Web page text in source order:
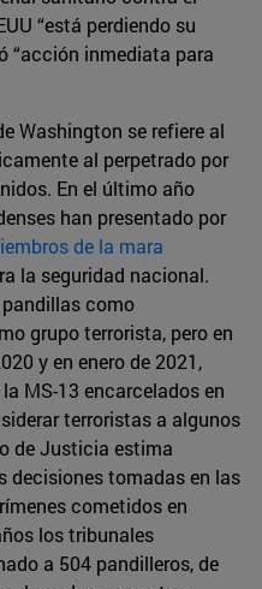
“está perdiendo su
“acción inmediata para
Washington se refiere al
al perpetrado por
En el último año
han presentado por
de la mara
la seguridad nacional.
como
grupo terrorista, pero en
y en enero de 2021,
MS-13 encarcelados en
terroristas a algunos
de Justicia estima
decisiones tomadas en las
cometidos en
los tribunales
a 504 pandilleros, de